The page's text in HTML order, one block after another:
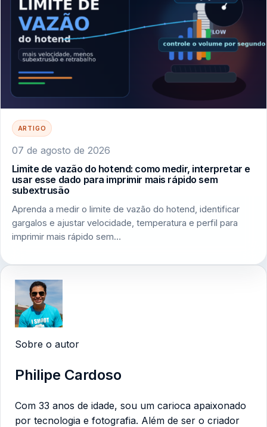
ARTIGO
07 de agosto de 2026
Limite de vazão do hotend: como medir, interpretar e
usar esse dado para imprimir mais rápido sem
subextrusão
Aprenda a medir o limite de vazão do hotend, identificar
gargalos e ajustar velocidade, temperatura e perfil para
imprimir mais rápido sem…
Sobre o autor
Philipe Cardoso
Com 33 anos de idade, sou um carioca apaixonado
por tecnologia e fotografia. Além de ser o criador